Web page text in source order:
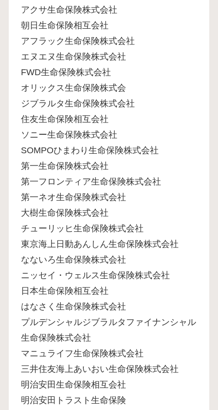
アクサ生命保険株式会社
朝日生命保険相互会社
アフラック生命保険株式会社
エヌエヌ生命保険株式会社
FWD生命保険株式会社
オリックス生命保険株式会
ジブラルタ生命保険株式会社
住友生命保険相互会社
ソニー生命保険株式会社
SOMPOひまわり生命保険株式会社
第一生命保険株式会社
第一フロンティア生命保険株式会社
第一ネオ生命保険株式会社
大樹生命保険株式会社
チューリッヒ生命保険株式会社
東京海上日動あんしん生命保険株式会社
なないろ生命保険株式会社
ニッセイ・ウェルス生命保険株式会社
日本生命保険相互会社
はなさく生命保険株式会社
プルデンシャルジブラルタファイナンシャル
生命保険株式会社
マニュライフ生命保険株式会社
三井住友海上あいおい生命保険株式会社
明治安田生命保険相互会社
明治安田トラスト生命保険